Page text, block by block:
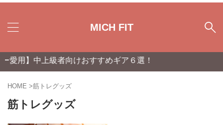
MICH FIT
用】中上級者向けおすすめギア６選！
HOME >筋トレグッズ
筋トレグッズ